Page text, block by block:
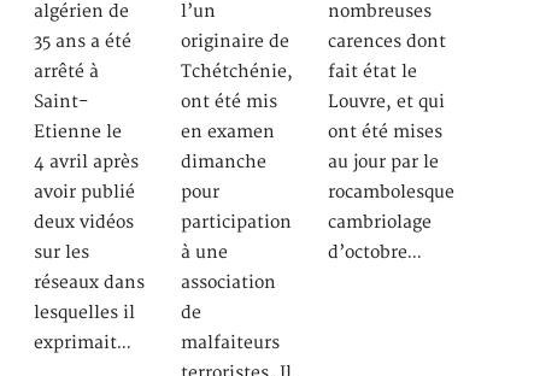
algérien de
35 ans a été
arrêté à
Saint-
Etienne le
4 avril après
avoir publié
deux vidéos
sur les
réseaux dans
lesquelles il
exprimait…
l’un
originaire de
Tchétchénie,
ont été mis
en examen
dimanche
pour
participation
à une
association
de
malfaiteurs
nombreuses
carences dont
fait état le
Louvre, et qui
ont été mises
au jour par le
rocambolesque
cambriolage
d’octobre…